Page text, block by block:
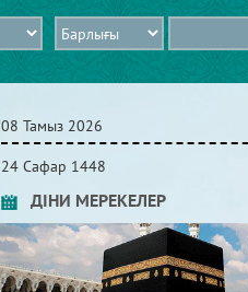
08 Тамыз 2026
24 Сафар 1448
ДІНИ МЕРЕКЕЛЕР